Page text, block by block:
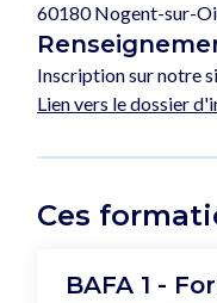
60180 Nogent-sur-
Inscription sur notre
Lien vers le dossier
Ces
BAFA 1 -